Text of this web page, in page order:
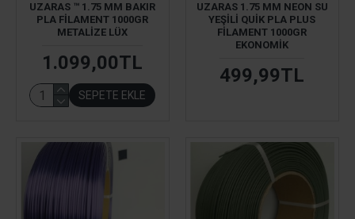
UZARAS ™ 1.75 MM BAKIR
PLA FILAMENT 1000GR
METALIZE LÜX
1.099,00TL
SEPETE EKLE
UZARAS 1.75 MM NEON SU
YEŞILI QUIK PLA PLUS
FILAMENT 1000GR
EKONOMIK
499,99TL